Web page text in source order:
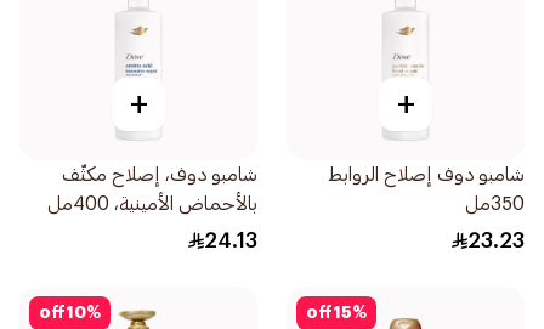
+
شامبو دوف إصلاح الروابط
350مل
23.23
+
شامبو دوف، إصلاح مكثّف
بالأحماض الأمينية، 400مل
24.13
15%
off
10%
off